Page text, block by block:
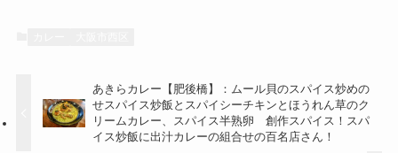
あきらカレー【肥後橋】：ムール貝のスパイス炒めの
せスパイス炒飯とスパイシーチキンとほうれん草のク
リームカレー、スパイス半熟卵 創作スパイス！スパ
イス炒飯に出汁カレーの組合せの百名店さん！